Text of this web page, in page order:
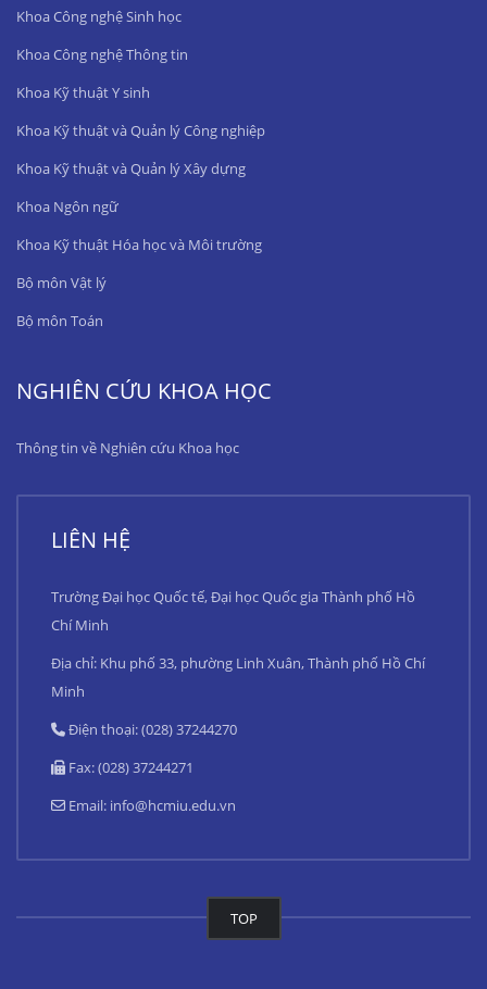
Khoa Công nghệ Sinh học
Khoa Công nghệ Thông tin
Khoa Kỹ thuật Y sinh
Khoa Kỹ thuật và Quản lý Công nghiệp
Khoa Kỹ thuật và Quản lý Xây dựng
Khoa Ngôn ngữ
Khoa Kỹ thuật Hóa học và Môi trường
Bộ môn Vật lý
Bộ môn Toán
NGHIÊN CỨU KHOA HỌC
Thông tin về Nghiên cứu Khoa học
LIÊN HỆ
Trường Đại học Quốc tế, Đại học Quốc gia Thành phố Hồ
Chí Minh
Địa chỉ: Khu phố 33, phường Linh Xuân, Thành phố Hồ Chí
Minh
Điện thoại: (028) 37244270
Fax: (028) 37244271
Email: info@hcmiu.edu.vn
TOP